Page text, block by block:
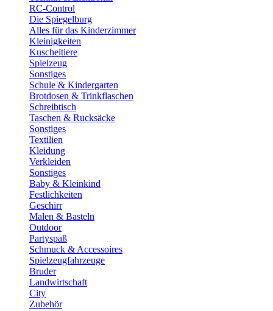
RC-Control
Die Spiegelburg
Alles für das Kinderzimmer
Kleinigkeiten
Kuscheltiere
Spielzeug
Sonstiges
Schule & Kindergarten
Brotdosen & Trinkflaschen
Schreibtisch
Taschen & Rucksäcke
Sonstiges
Textilien
Kleidung
Verkleiden
Sonstiges
Baby & Kleinkind
Festlichkeiten
Geschirr
Malen & Basteln
Outdoor
Partyspaß
Schmuck & Accessoires
Spielzeugfahrzeuge
Bruder
Landwirtschaft
City
Zubehör